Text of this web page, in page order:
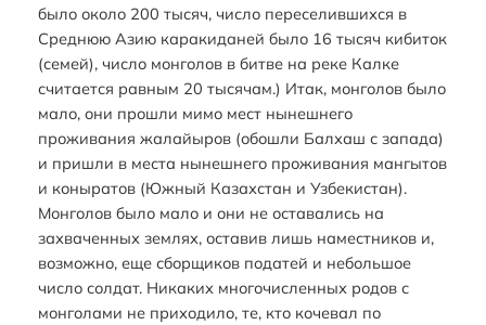
было около 200 тысяч, число переселившихся в
Среднюю Азию каракиданей было 16 тысяч кибиток
(семей), число монголов в битве на реке Калке
считается равным 20 тысячам.) Итак, монголов было
мало, они прошли мимо мест нынешнего
проживания жалайыров (обошли Балхаш с запада)
и пришли в места нынешнего проживания мангытов
и коныратов (Южный Казахстан и Узбекистан).
Монголов было мало и они не оставались на
захваченных землях, оставив лишь наместников и,
возможно, еще сборщиков податей и небольшое
число солдат. Никаких многочисленных родов с
монголами не приходило, те, кто кочевал по